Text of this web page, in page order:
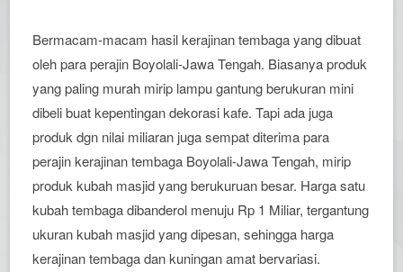
Bermacam-macam hasil kerajinan tembaga yang dibuat
oleh para perajin Boyolali-Jawa Tengah. Biasanya produk
yang paling murah mirip lampu gantung berukuran mini
dibeli buat kepentingan dekorasi kafe. Tapi ada juga
produk dgn nilai miliaran juga sempat diterima para
perajin kerajinan tembaga Boyolali-Jawa Tengah, mirip
produk kubah masjid yang berukuruan besar. Harga satu
kubah tembaga dibanderol menuju Rp 1 Miliar, tergantung
ukuran kubah masjid yang dipesan, sehingga harga
kerajinan tembaga dan kuningan amat bervariasi.